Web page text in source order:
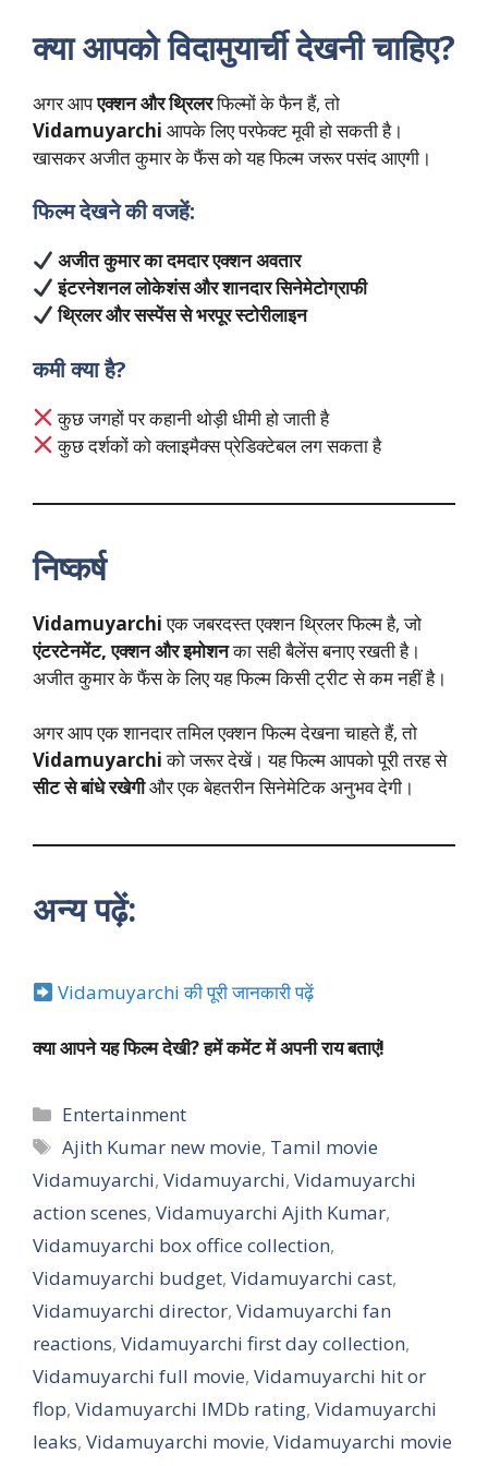
क्या आपको विदामुयार्ची देखनी चाहिए?
अगर आपएक्शन और थ्रिलरफिल्मों के फैन हैं, तो
Vidamuyarchi आपके लिए परफेक्ट मूवी हो सकती है।
खासकर अजीत कुमार के फैंस को यह फिल्म जरूर पसंद आएगी।
फिल्म देखने की वजहें:
अजीत कुमार का दमदार एक्शन अवतार
इंटरनेशनल लोकेशंस और शानदार सिनेमेटोग्राफी
थ्रिलर और सस्पेंस से भरपूर स्टोरीलाइन
कमी क्या है?
कुछ जगहों पर कहानी थोड़ी धीमी हो जाती है
कुछ दर्शकों को क्लाइमैक्स प्रेडिक्टेबल लग सकता है
निष्कर्ष
Vidamuyarchiएक जबरदस्त एक्शन थ्रिलर फिल्म है, जो
एंटरटेनमेंट, एक्शन और इमोशनका सही बैलेंस बनाए रखती है।
अजीत कुमार के फैंस के लिए यह फिल्म किसी ट्रीट से कम नहीं है।
अगर आप एक शानदार तमिल एक्शन फिल्म देखना चाहते हैं, तो
Vidamuyarchiको जरूर देखें। यह फिल्म आपको पूरी तरह से
सीट से बांधे रखेगीऔर एक बेहतरीन सिनेमेटिक अनुभव देगी।
अन्य पढ़ें:
Vidamuyarchi की पूरी जानकारी पढ़ें
क्या आपने यह फिल्म देखी? हमें कमेंट में अपनी राय बताएं!
Categories
Entertainment
Tags
Ajith Kumar new movie, Tamil movie
Vidamuyarchi, Vidamuyarchi, Vidamuyarchi
action scenes, Vidamuyarchi Ajith Kumar,
Vidamuyarchi box office collection,
Vidamuyarchi budget, Vidamuyarchi cast,
Vidamuyarchi director, Vidamuyarchi fan
reactions, Vidamuyarchi first day collection,
Vidamuyarchi full movie, Vidamuyarchi hit or
flop, Vidamuyarchi IMDb rating, Vidamuyarchi
leaks, Vidamuyarchi movie, Vidamuyarchi movie